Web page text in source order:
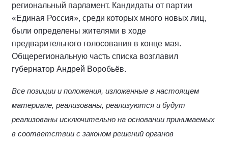
региональный парламент. Кандидаты от партии
«Единая Россия», среди которых много новых лиц,
были определены жителями в ходе
предварительного голосования в конце мая.
Общерегиональную часть списка возглавил
губернатор Андрей Воробьёв.
Все позиции и положения, изложенные в настоящем
материале, реализованы, реализуются и будут
реализованы исключительно на основании принимаемых
в соответствии с законом решений органов